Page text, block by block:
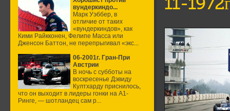
вундеркиндо...
Марк Уэббер, в
отличие от таких
«вундеркиндов», как
Кими Райкконен, Фелипе Масса или
Дженсон Баттон, не перепрыгивал «экс...
06-2001г. Гран-При
Австрии
В ночь с субботы на
воскресенье Дэвиду
Култхарду приснилось,
что он выходит в лидеры гонки на А1-
Ринге, — шотландец сам р...